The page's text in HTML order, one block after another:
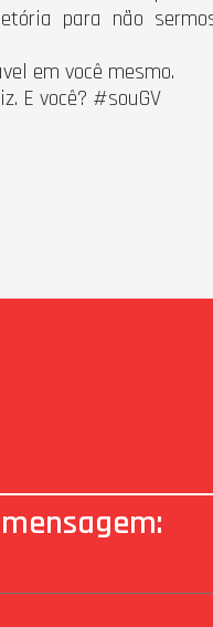
para não
em você mesmo.
E você? #souGV